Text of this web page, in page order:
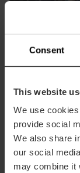
Consent
This website
We use
provide social
We also share
our social
may combine it
Avec plus de
spécimens,
d'Europe, un
de la planète.
Voir plus